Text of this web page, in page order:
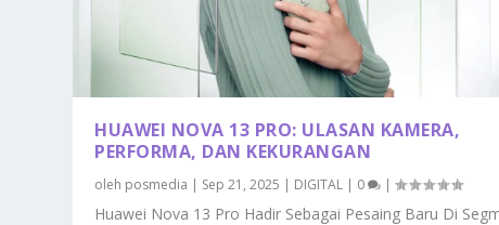
HUAWEI NOVA 13 PRO: ULASAN KAMERA,
PERFORMA, DAN KEKURANGAN
oleh posmedia | Sep 21, 2025 | DIGITAL | 0 |
Huawei Nova 13 Pro Hadir Sebagai Pesaing Baru Di